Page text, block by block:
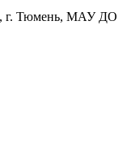
г. Тюмень, МАУ ДО